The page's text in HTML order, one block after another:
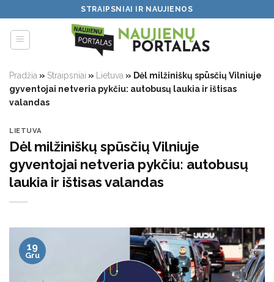
to
content
STRAIPSNIAI IR NAUJIENOS
Pradžia » Straipsniai » Lietuva » Dėl milžiniškų spūsčių Vilniuje
gyventojai netveria pykčiu: autobusų laukia ir ištisas
valandas
LIETUVA
Dėl milžiniškų spūsčių Vilniuje
gyventojai netveria pykčiu: autobusų
laukia ir ištisas valandas
19
Gru